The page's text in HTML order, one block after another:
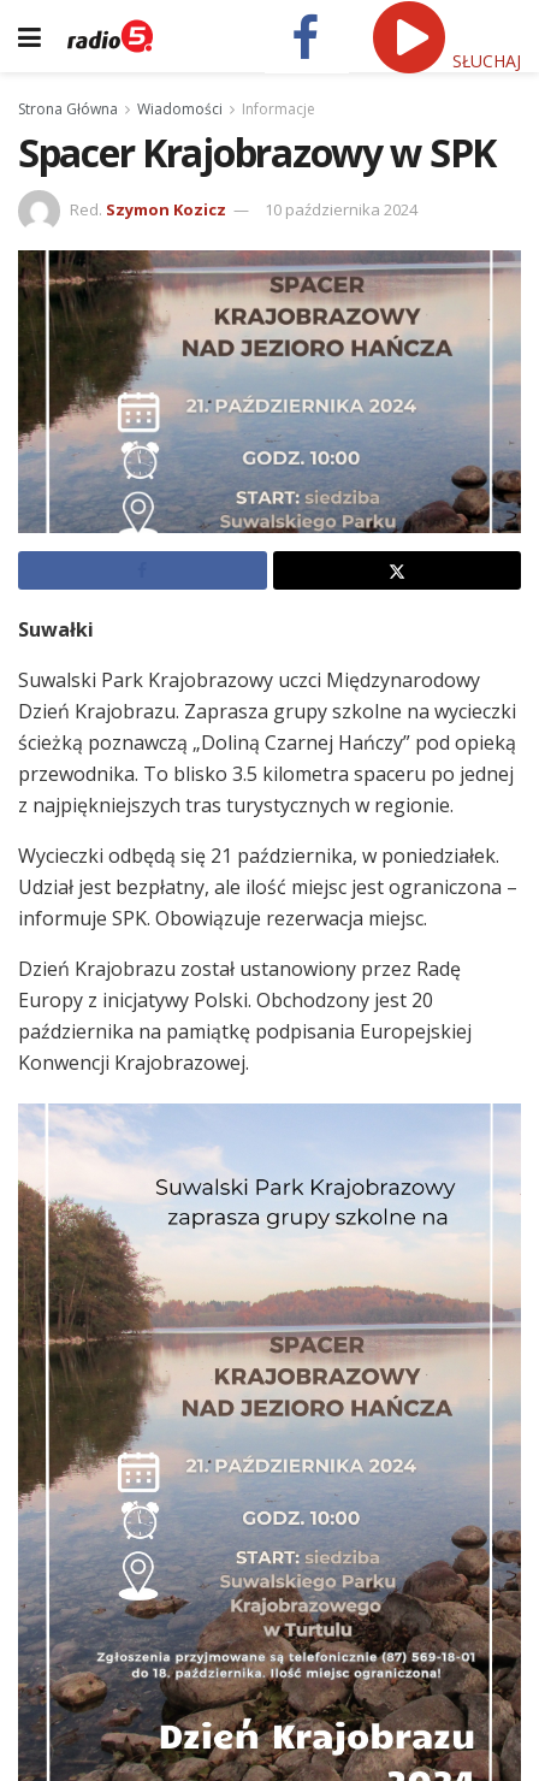
SŁUCHAJ
Strona Główna Wiadomości Informacje
Spacer Krajobrazowy w SPK
Red. Szymon Kozicz 10 października 2024
Suwałki
Suwalski Park Krajobrazowy uczci Międzynarodowy
Dzień Krajobrazu. Zaprasza grupy szkolne na wycieczki
ścieżką poznawczą „Doliną Czarnej Hańczy” pod opieką
przewodnika. To blisko 3.5 kilometra spaceru po jednej
z najpiękniejszych tras turystycznych w regionie.
Wycieczki odbędą się 21 października, w poniedziałek.
Udział jest bezpłatny, ale ilość miejsc jest ograniczona –
informuje SPK. Obowiązuje rezerwacja miejsc.
Dzień Krajobrazu został ustanowiony przez Radę
Europy z inicjatywy Polski. Obchodzony jest 20
października na pamiątkę podpisania Europejskiej
Konwencji Krajobrazowej.